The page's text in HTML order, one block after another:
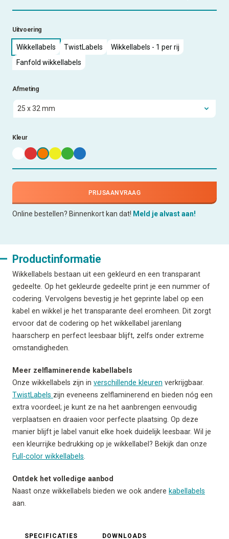
Uitvoering
Wikkellabels TwistLabels
Wikkellabels - 1 per rij
Fanfold wikkellabels
Afmeting
Kleur
PRIJSAANVRAAG
Online bestellen? Binnenkort kan dat! Meld je alvast aan!
Productinformatie
Wikkellabels bestaan uit een gekleurd en een transparant
gedeelte. Op het gekleurde gedeelte print je een nummer of
codering. Vervolgens bevestig je het geprinte label op een
kabel en wikkel je het transparante deel eromheen. Dit zorgt
ervoor dat de codering op het wikkellabel jarenlang
haarscherp en perfect leesbaar blijft, zelfs onder extreme
omstandigheden.
Meer zelflaminerende kabellabels
Onze wikkellabels zijn in verschillende kleuren verkrijgbaar.
TwistLabels zijn eveneens zelflaminerend en bieden nóg een
extra voordeel; je kunt ze na het aanbrengen eenvoudig
verplaatsen en draaien voor perfecte plaatsing. Op deze
manier blijft je label vanuit elke hoek duidelijk leesbaar. Wil je
een kleurrijke bedrukking op je wikkellabel? Bekijk dan onze
Full-color wikkellabels
Ontdek het volledige aanbod
Naast onze wikkellabels bieden we ook andere kabellabels
aan.
SPECIFICATIES DOWNLOADS